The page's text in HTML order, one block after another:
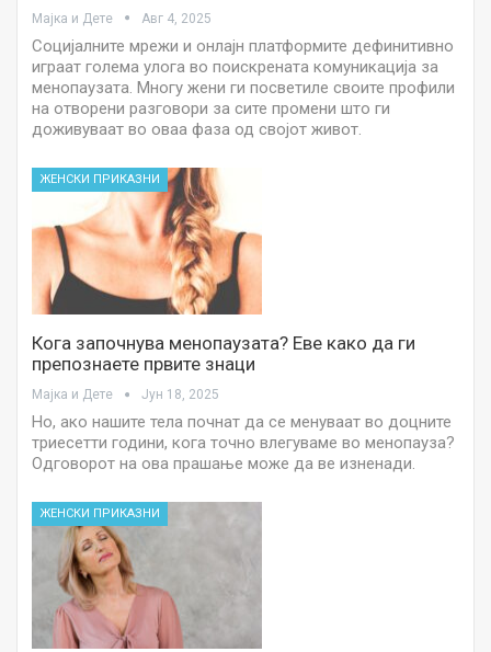
Мајка и Дете Авг 4, 2025
Социјалните мрежи и онлајн платформите дефинитивно
играат голема улога во поискрената комуникација за
менопаузата. Многу жени ги посветиле своите профили
на отворени разговори за сите промени што ги
доживуваат во оваа фаза од својот живот.
ЖЕНСКИ ПРИКАЗНИ
Кога започнува менопаузата? Еве како да ги
препознаете првите знаци
Мајка и Дете Јун 18, 2025
Но, ако нашите тела почнат да се менуваат во доцните
триесетти години, кога точно влегуваме во менопауза?
Одговорот на ова прашање може да ве изненади.
ЖЕНСКИ ПРИКАЗНИ